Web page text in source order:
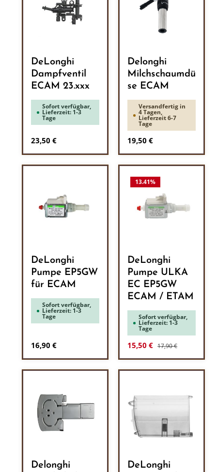
DeLonghi
Dampfventil
ECAM 23.xxx
Sofort verfügbar,
Lieferzeit: 1-3
Tage
Regulärer Preis:
23,50 €
Delonghi
Milchschaumdü
se ECAM
Versandfertig in
4 Tagen,
Lieferzeit 6-7
Tage
Regulärer Preis:
19,50 €
DeLonghi
Pumpe EP5GW
für ECAM
Sofort verfügbar,
Lieferzeit: 1-3
Tage
Regulärer Preis:
16,90 €
13.41%
DeLonghi
Pumpe ULKA
EC EP5GW
ECAM / ETAM
Sofort verfügbar,
Lieferzeit: 1-3
Tage
Verkaufspreis:
15,50 € Regulärer Preis:
17,90 €
Delonghi
DeLonghi